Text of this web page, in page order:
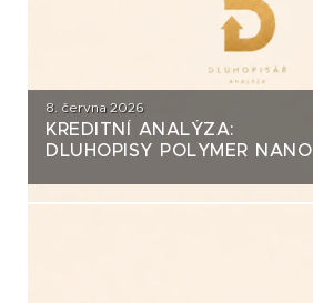
8. června 2026
KREDITNÍ ANALÝZA:
DLUHOPISY POLYMER NANO